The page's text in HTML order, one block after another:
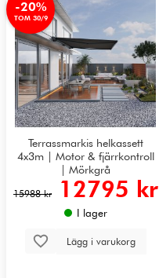
-20%
TOM 30/9
Terrassmarkis helkassett
4x3m | Motor & fjärrkontroll
| Mörkgrå
15988 kr 12795 kr
I lager
Lägg i varukorg